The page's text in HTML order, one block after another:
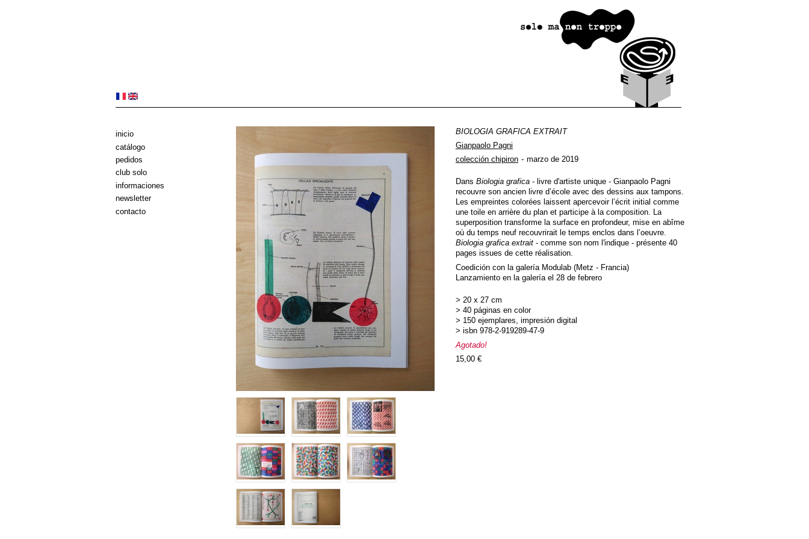
BIOLOGIA GRAFICA EXTRAIT
Gianpaolo Pagni
colección chipiron
marzo de 2019
Dans Biologia grafica - livre d'artiste unique - Gianpaolo Pagni
recouvre son ancien livre d’école avec des dessins aux tampons.
Les empreintes colorées laissent apercevoir l’écrit initial comme
une toile en arrière du plan et participe à la composition. La
superposition transforme la surface en profondeur, mise en abîme
où du temps neuf recouvrirait le temps enclos dans l’oeuvre.
Biologia grafica extrait- comme son nom l'indique - présente 40
pages issues de cette réalisation.
Coedición con la galería Modulab (Metz - Francia)
Lanzamiento en la galería el 28 de febrero
> 20 x 27 cm
> 40 páginas en color
> 150 ejemplares, impresión digital
> isbn 978-2-919289-47-9
Agotado!
15,00 €
inicio
catálogo
pedidos
club solo
informaciones
newsletter
contacto